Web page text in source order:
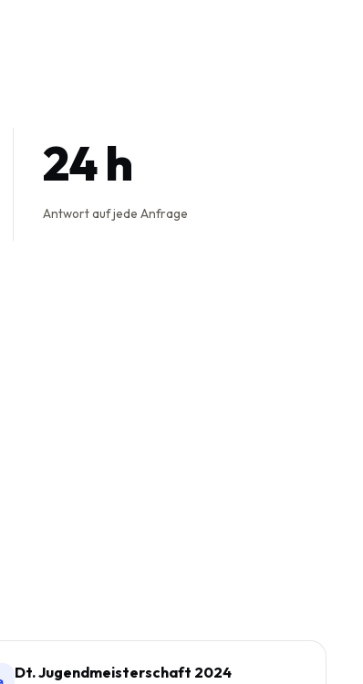
24 h
Antwort auf jede Anfrage
Dt. Jugendmeisterschaft 2024